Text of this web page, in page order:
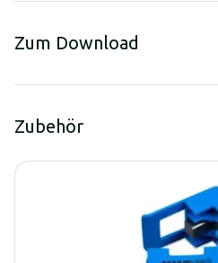
Zum Download
Zubehör